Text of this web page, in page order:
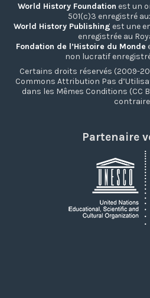
World History Foundation est un
501(c)3 enregistré
World History Publishing est une
enregistrée au
Fondation de l’Histoire du Monde
non lucratif
Certains droits réservés (2009-
Commons Attribution Pas
dans les Mêmes Conditions (CC
Partenaire